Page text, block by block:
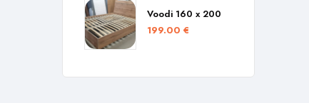
Voodi 160 x 200
199.00 €